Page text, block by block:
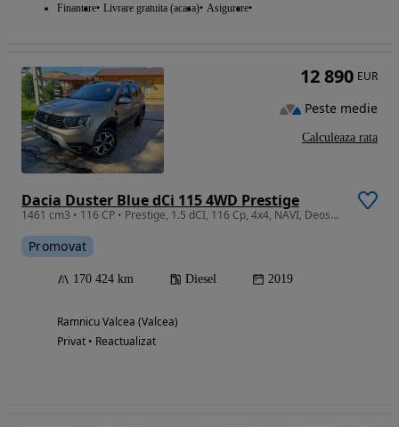
Finantare Livrare gratuita (acasa) Asigurare
Dacia Duster Blue dCi 115 4WD Prestige
1461 cm3 • 116 CP • Prestige, 1.5 dCI, 116 Cp, 4x4, NAVI, Deosebit
Promovat
170 424 km Diesel 2019
Ramnicu Valcea (Valcea)
Privat • Reactualizat
12 890 EUR
Peste medie
Calculeaza rata